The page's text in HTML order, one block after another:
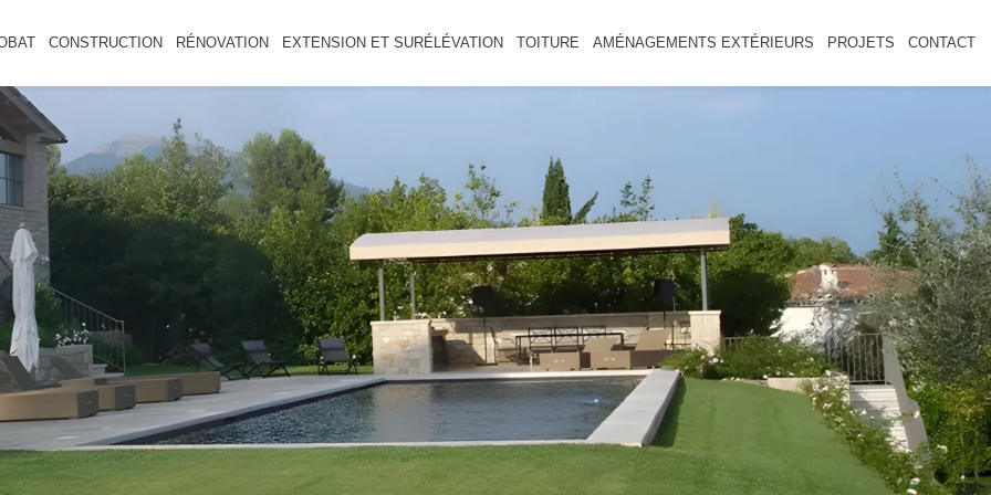
CONSTRUCTION RÉNOVATION EXTENSION ET SURÉLÉVATION TOITURE AMÉNAGEMENTS EXTÉRIEURS PROJETS CONTACT